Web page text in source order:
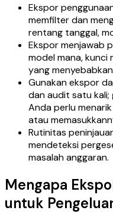
Ekspor
memfilter dan
rentang tanggal,
Ekspor menjawab
model mana, kunci
yang
Gunakan ekspor
dan audit satu kali;
Anda perlu
atau
Rutinitas
mendeteksi
masalah anggaran.
Mengapa
untuk